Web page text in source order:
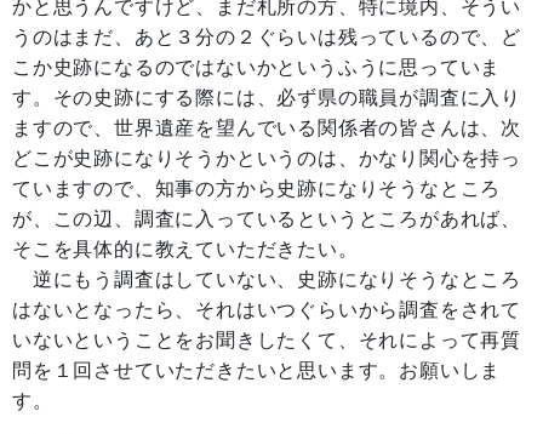
かと思うんですけど、まだ札所の方、特に境内、そうい
うのはまだ、あと３分の２ぐらいは残っているので、ど
こか史跡になるのではないかというふうに思っていま
す。その史跡にする際には、必ず県の職員が調査に入り
ますので、世界遺産を望んでいる関係者の皆さんは、次
どこが史跡になりそうかというのは、かなり関心を持っ
ていますので、知事の方から史跡になりそうなところ
が、この辺、調査に入っているというところがあれば、
そこを具体的に教えていただきたい。
逆にもう調査はしていない、史跡になりそうなところ
はないとなったら、それはいつぐらいから調査をされて
いないということをお聞きしたくて、それによって再質
問を１回させていただきたいと思います。お願いしま
す。